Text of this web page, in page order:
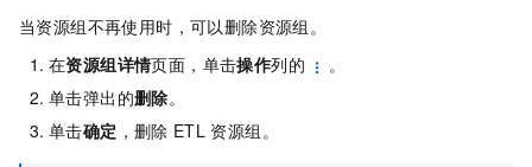
当资源组不再使用时，可以删除资源组。
在资源组详情页面，单击操作列的
。
单击弹出的删除。
单击确定 ，删除 ETL 资源组。